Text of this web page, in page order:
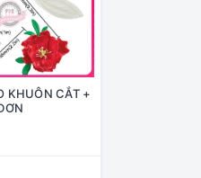
KHUÔN CẮT +